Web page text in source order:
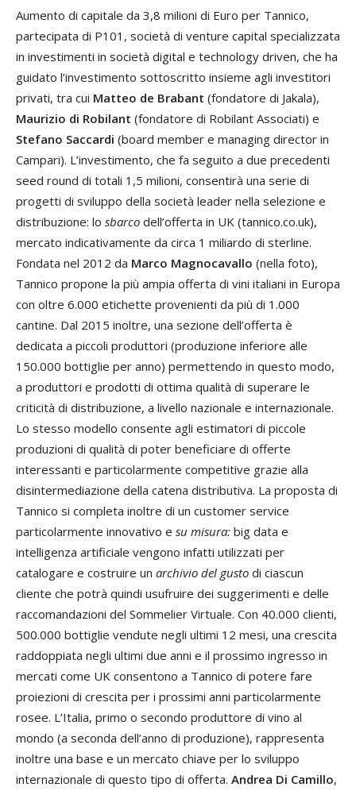
Aumento di capitale da 3,8 milioni di Euro per Tannico,
partecipata di P101, società di venture capital specializzata
in investimenti in società digital e technology driven, che ha
guidato l’investimento sottoscritto insieme agli investitori
privati, tra cui Matteo de Brabant (fondatore di Jakala),
Maurizio di Robilant (fondatore di Robilant Associati) e
Stefano Saccardi (board member e managing director in
Campari). L’investimento, che fa seguito a due precedenti
seed round di totali 1,5 milioni, consentirà una serie di
progetti di sviluppo della società leader nella selezione e
distribuzione: lo sbarco dell’offerta in UK (tannico.co.uk),
mercato indicativamente da circa 1 miliardo di sterline.
Fondata nel 2012 da Marco Magnocavallo (nella foto),
Tannico propone la più ampia offerta di vini italiani in Europa
con oltre 6.000 etichette provenienti da più di 1.000
cantine. Dal 2015 inoltre, una sezione dell’offerta è
dedicata a piccoli produttori (produzione inferiore alle
150.000 bottiglie per anno) permettendo in questo modo,
a produttori e prodotti di ottima qualità di superare le
criticità di distribuzione, a livello nazionale e internazionale.
Lo stesso modello consente agli estimatori di piccole
produzioni di qualità di poter beneficiare di offerte
interessanti e particolarmente competitive grazie alla
disintermediazione della catena distributiva. La proposta di
Tannico si completa inoltre di un customer service
particolarmente innovativo e su misura: big data e
intelligenza artificiale vengono infatti utilizzati per
catalogare e costruire un archivio del gusto di ciascun
cliente che potrà quindi usufruire dei suggerimenti e delle
raccomandazioni del Sommelier Virtuale. Con 40.000 clienti,
500.000 bottiglie vendute negli ultimi 12 mesi, una crescita
raddoppiata negli ultimi due anni e il prossimo ingresso in
mercati come UK consentono a Tannico di potere fare
proiezioni di crescita per i prossimi anni particolarmente
rosee. L’Italia, primo o secondo produttore di vino al
mondo (a seconda dell’anno di produzione), rappresenta
inoltre una base e un mercato chiave per lo sviluppo
internazionale di questo tipo di offerta. Andrea Di Camillo,